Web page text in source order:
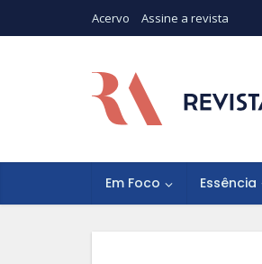
Acervo Assine a revista
Em Foco Essência